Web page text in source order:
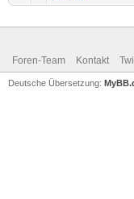
Foren-Team Kontakt
Deutsche Übersetzung: